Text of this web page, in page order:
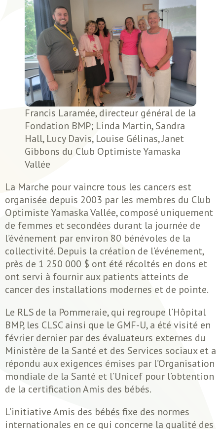
Francis Laramée, directeur général de la
Fondation BMP; Linda Martin, Sandra
Hall, Lucy Davis, Louise Gélinas, Janet
Gibbons du Club Optimiste Yamaska
Vallée
La Marche pour vaincre tous les cancers est
organisée depuis 2003 par les membres du Club
Optimiste Yamaska Vallée, composé uniquement
de femmes et secondées durant la journée de
l’événement par environ 80 bénévoles de la
collectivité. Depuis la création de l’événement,
près de 1 250 000 $ ont été récoltés en dons et
ont servi à fournir aux patients atteints de
cancer des installations modernes et de pointe.
Le RLS de la Pommeraie, qui regroupe l’Hôpital
BMP, les CLSC ainsi que le GMF-U, a été visité en
février dernier par des évaluateurs externes du
Ministère de la Santé et des Services sociaux et a
répondu aux exigences émises par l’Organisation
mondiale de la Santé et l’Unicef pour l’obtention
de la certification Amis des bébés.
L’initiative Amis des bébés fixe des normes
internationales en ce qui concerne la qualité des